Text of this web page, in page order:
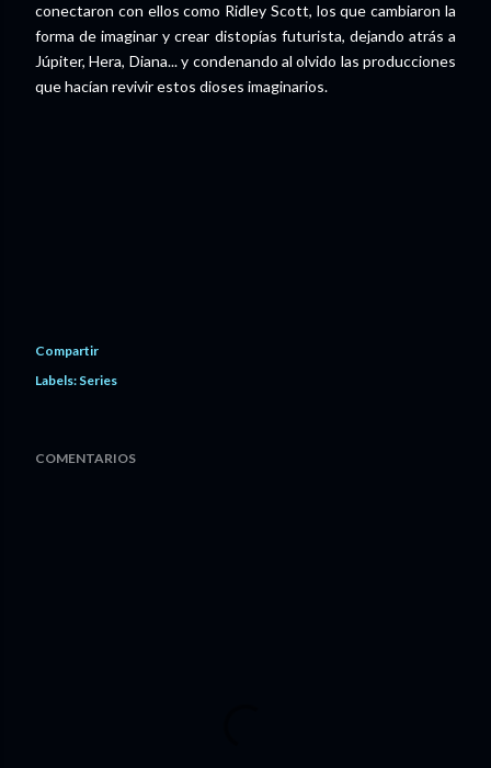
conectaron con ellos como Ridley Scott, los que cambiaron la
forma de imaginar y crear distopías futurista, dejando atrás a
Júpiter, Hera, Diana... y condenando al olvido las producciones
que hacían revivir estos dioses imaginarios.
Compartir
Labels: Series
COMENTARIOS